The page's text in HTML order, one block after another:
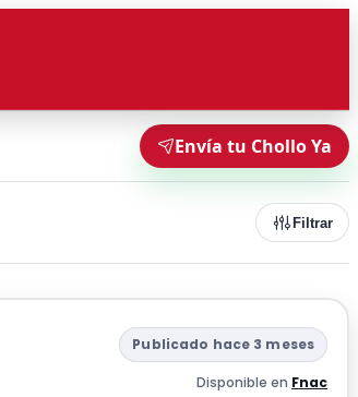
Envía tu Chollo Ya
Filtrar
Publicado hace 3 meses
Disponible en Fnac